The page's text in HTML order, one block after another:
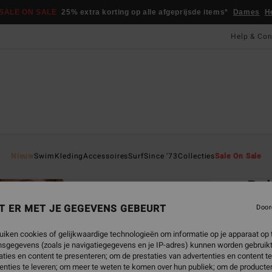
SALE ON SALE 25% extra korting op alle afgeprijsde items* Dames
Help &
NieuwSwimKledingAccessoiresSurfSince '73CollectiesSale On Sale
ECO-
€
ER MET JE GEGEVENS GEBEURT
cookies of gelijkwaardige technologieën om informatie op je apparaat
(zoals je navigatiegegevens en je IP-adres) kunnen worden
en content te presenteren; om de prestaties van advertenties en content
te leveren; om meer te weten te komen over hun publiek; om de